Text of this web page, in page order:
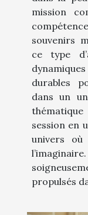
mission
souvenirs
ce type
durables
dans un
session en
univers
propulsés